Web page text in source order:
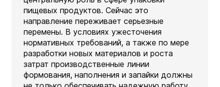
пищевых продуктов. Сейчас это
направление переживает серьезные
перемены. В условиях ужесточения
нормативных требований, а также по мере
разработки новых материалов и роста
затрат производственные линии
формования, наполнения и запайки должны